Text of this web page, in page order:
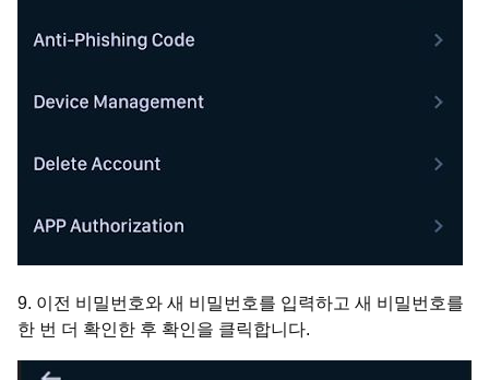
9. 이전 비밀번호와 새 비밀번호를 입력하고 새 비밀번호를
한 번 더 확인한 후 확인을 클릭합니다.